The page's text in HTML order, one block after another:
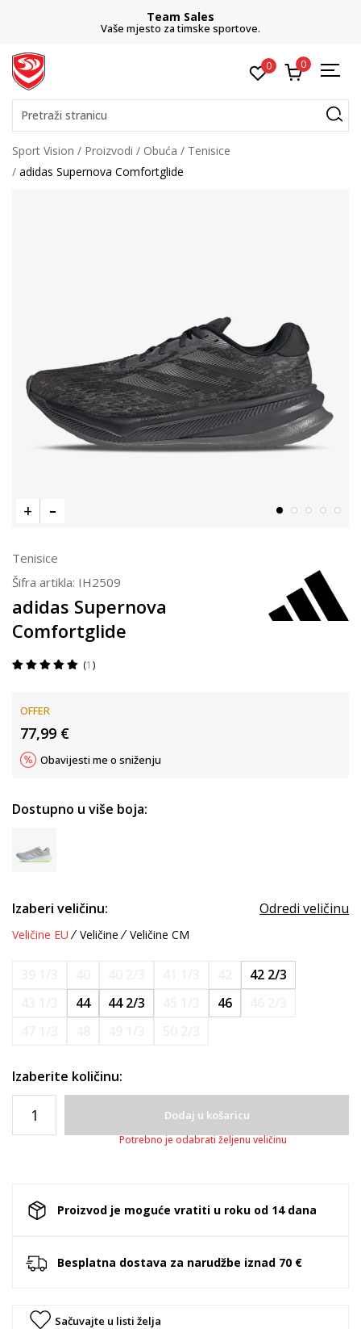
Team Sales
Vaše mjesto za timske sportove.
0 0
Pretraži stranicu
Sport Vision Proizvodi Obuća
Tenisice
adidas Supernova Comfortglide
Tenisice
Šifra artikla: IH2509
adidas Supernova
Comfortglide
1
OFFER
77,99 €
Obavijesti me o sniženju
Dostupno u više boja:
Izaberi veličinu: Odredi veličinu
Veličine EU Veličine Veličine CM
42 2/3
44 44 2/3 46
Izaberite količinu:
Dodaj u košaricu
Potrebno je odabrati željenu veličinu
Proizvod je moguće vratiti u roku od 14 dana
Besplatna dostava za narudžbe iznad 70 €
Sačuvajte u listi želja